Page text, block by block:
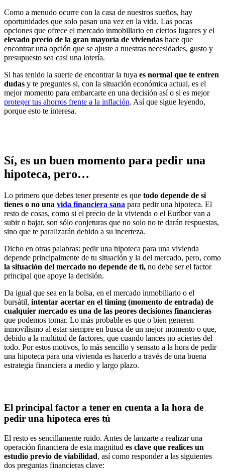
Como a menudo ocurre con la casa de nuestros sueños, hay
oportunidades que solo pasan una vez en la vida. Las pocas
opciones que ofrece el mercado inmobiliario en ciertos lugares y el
elevado precio de la gran mayoría de viviendas hace que
encontrar una opción que se ajuste a nuestras necesidades, gusto y
presupuesto sea casi una lotería.
Si has tenido la suerte de encontrar la tuya es normal que te entren
dudas y te preguntes si, con la situación económica actual, es el
mejor momento para embarcarte en una decisión así o si es mejor
proteger tus ahorros frente a la inflación. Así que sigue leyendo,
porque esto te interesa.
Sí, es un buen momento para pedir una
hipoteca, pero…
Lo primero que debes tener presente es que todo depende de si
tienes o no una vida financiera sana para pedir una hipoteca. El
resto de cosas, como si el precio de la vivienda o el Euríbor van a
subir o bajar, son sólo conjeturas que no solo no te darán respuestas,
sino que te paralizarán debido a su incerteza.
Dicho en otras palabras: pedir una hipoteca para una vivienda
depende principalmente de tu situación y la del mercado, pero, como
la situación del mercado no depende de ti, no debe ser el factor
principal que apoye la decisión.
Da igual que sea en la bolsa, en el mercado inmobiliario o el
bursátil, intentar acertar en el timing (momento de entrada) de
cualquier mercado es una de las peores decisiones financieras
que podemos tomar. Lo más probable es que o bien generen
inmovilismo al estar siempre en busca de un mejor momento o que,
debido a la multitud de factores, que cuando lances no aciertes del
todo. Por estos motivos, lo más sencillo y sensato a la hora de pedir
una hipoteca para una vivienda es hacerlo a través de una buena
estrategia financiera a medio y largo plazo.
El principal factor a tener en cuenta a la hora de
pedir una hipoteca eres tú
El resto es sencillamente ruido. Antes de lanzarte a realizar una
operación financiera de esta magnitud es clave que realices un
estudio previo de viabilidad, así como responder a las siguientes
dos preguntas financieras clave: